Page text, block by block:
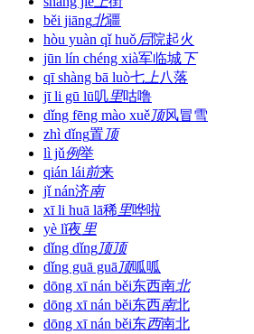
běi jiāng北疆
hòu yuàn qǐ huǒ后院起火
jūn lín chéng xià军临城下
qī shàng bā luò七 上八落
jī li gū lū叽里咕噜
dǐng fēng mào xuě顶风冒雪
zhì dǐng置 顶
lì jǔ例举
qián lái前来
jǐ nán济南
xī li huā lā稀里哗啦
yè lǐ夜里
dǐng dǐng顶顶
dǐng guā guā 顶呱呱
dōng xī nán běi东西南北
dōng xī nán běi东西南北
dōng xī nán běi东西南北